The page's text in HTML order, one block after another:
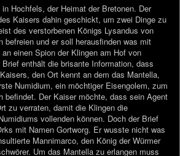
Hochfels, der Heimat der Bretonen. Der
Kaisers dahin geschickt, um zwei Dinge zu
des verstorbenen Königs Lysandus von
befreien und er soll herausfinden was mit
einen Spion der Klingen am Hof von
enthält die brisante Information, dass
den Ort kennt an dem das Mantella,
Numidium, ein möchtiger Eisengolem, zum
befindet. Der Kaiser möchte, dass sein Agent
zu verraten, damit die Klingen die
vollenden können. Doch der Brief
mit Namen Gortworg. Er wusste nicht was
Mannimarco, den König der Würmer
Um das Mantella zu erlangen muss